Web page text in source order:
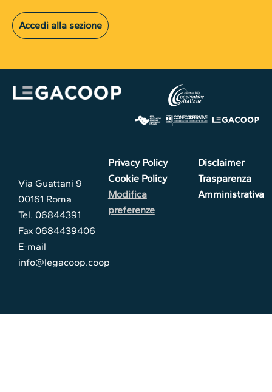
Accedi alla sezione
Via Guattani 9
00161 Roma
Tel. 06844391
Fax 0684439406
E-mail
info@legacoop.coop
Privacy Policy
Cookie Policy
Modifica
preferenze
Disclaimer
Trasparenza
Amministrativa